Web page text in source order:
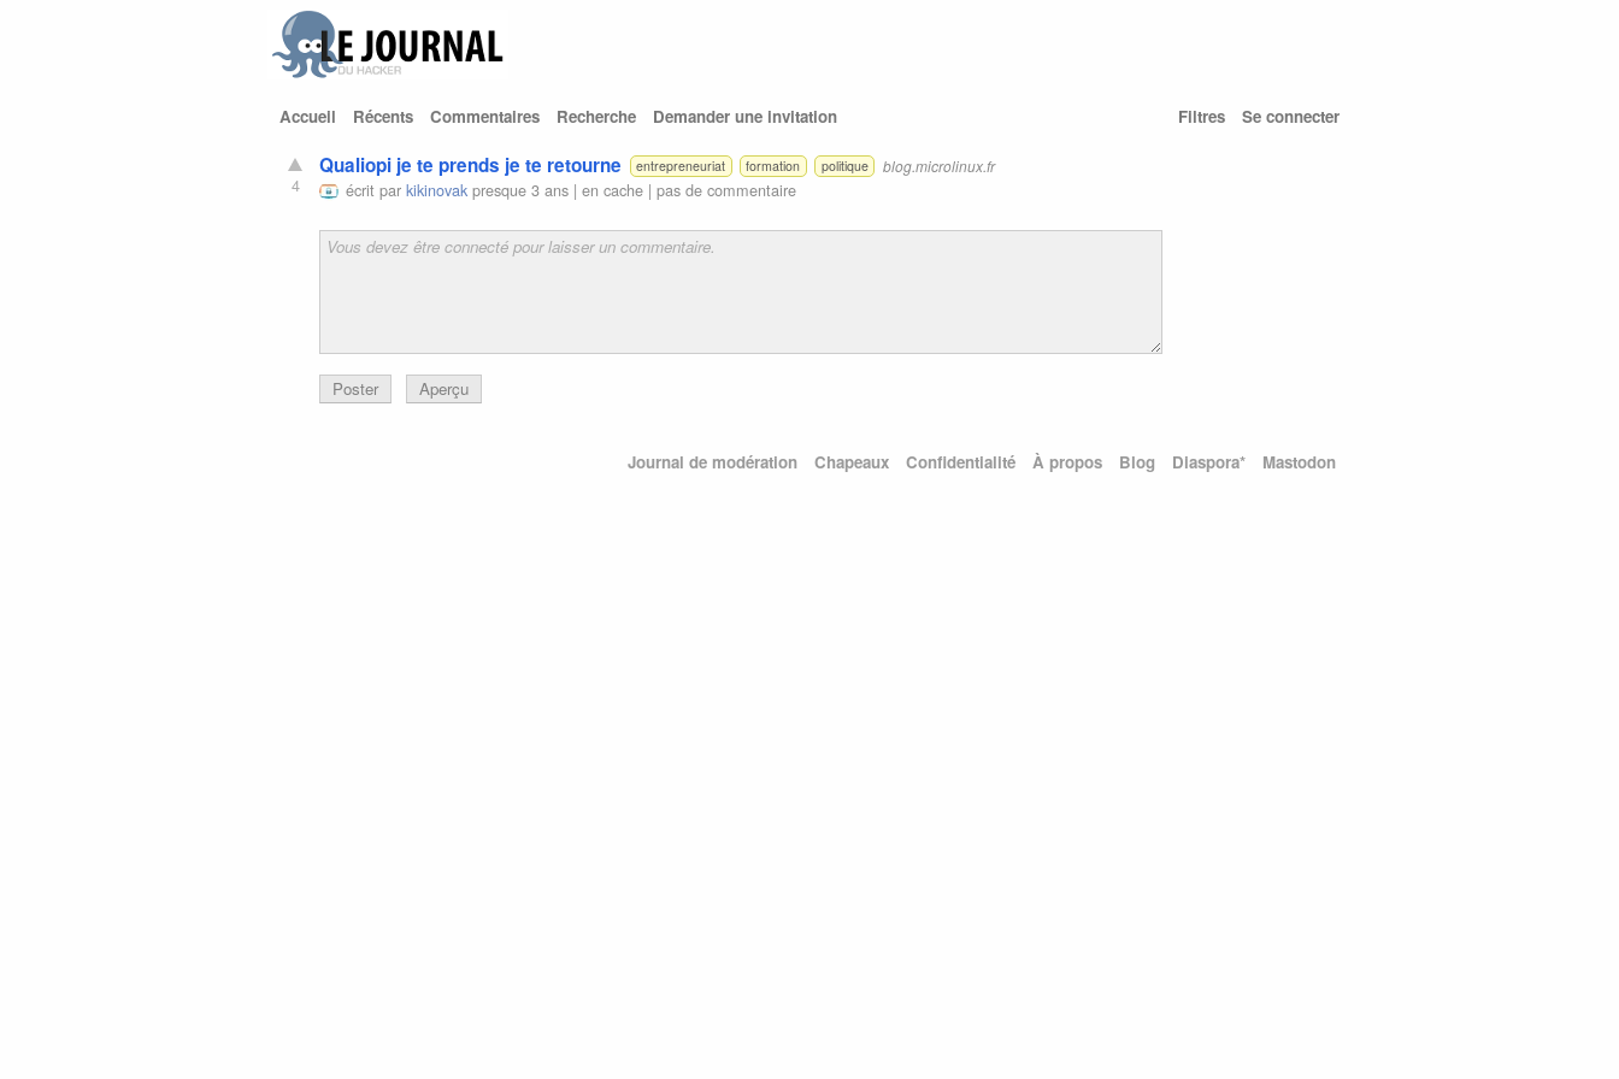
Accueil Récents Commentaires Recherche Demander une invitation Filtres Se connecter
4
Qualiopi je te prends je te retourne entrepreneuriat formation politique blog.microlinux.fr
écrit parkikinovak presque 3 ans |en cache |pas de commentaire
Poster Aperçu
Journal de modération Chapeaux Confidentialité À propos Blog Diaspora* Mastodon